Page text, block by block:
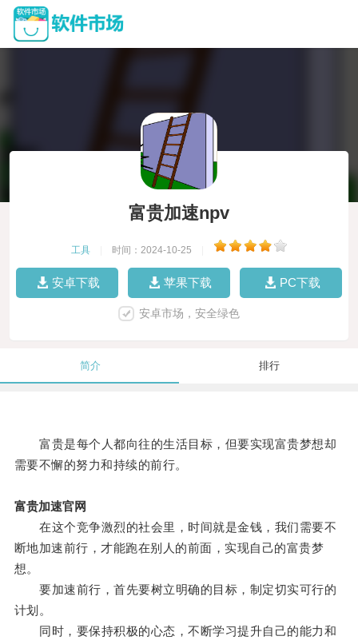
富贵加速npv
工具 时间：2024-10-25
安卓下载 苹果下载 PC下载
安卓市场，安全绿色
简介 排行
富贵是每个人都向往的生活目标，但要实现富贵梦想却
需要不懈的努力和持续的前行。
富贵加速官网
在这个竞争激烈的社会里，时间就是金钱，我们需要不
断地加速前行，才能跑在别人的前面，实现自己的富贵梦
想。
要加速前行，首先要树立明确的目标，制定切实可行的
计划。
同时，要保持积极的心态，不断学习提升自己的能力和